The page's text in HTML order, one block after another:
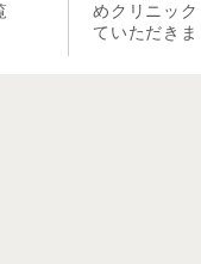
めクリニッ
ていただきま